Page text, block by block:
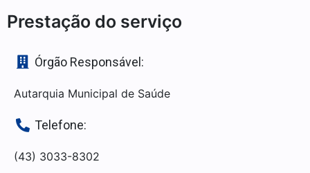
Prestação do serviço
Órgão Responsável:
Autarquia Municipal de Saúde
Telefone:
(43) 3033-8302